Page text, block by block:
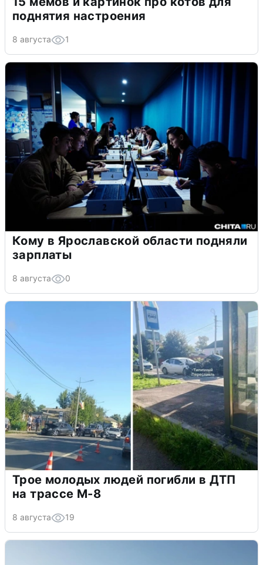
поднятия настроения
8 августа 1
Кому в Ярославской области подняли
зарплаты
8 августа 0
Трое молодых людей погибли в ДТП
на трассе М-8
8 августа 19